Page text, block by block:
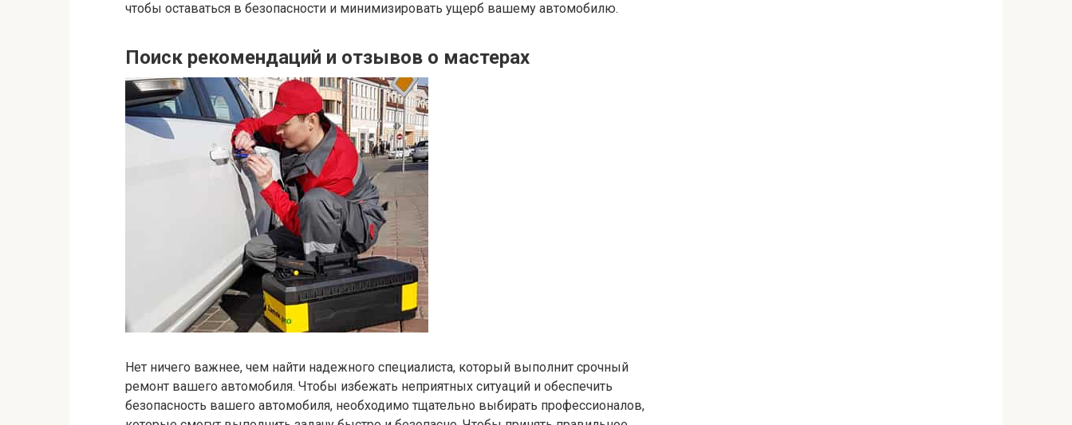
чтобы оставаться в безопасности и минимизировать ущерб вашему автомобилю.
Поиск рекомендаций и отзывов о мастерах
Нет ничего важнее, чем найти надежного специалиста, который выполнит срочный
ремонт вашего автомобиля. Чтобы избежать неприятных ситуаций и обеспечить
безопасность вашего автомобиля, необходимо тщательно выбирать профессионалов,